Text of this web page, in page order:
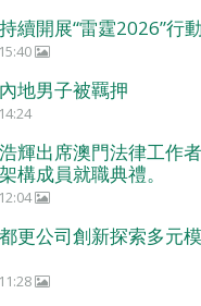
續開展“雷霆2026”行動
地男子被羈押
輝出席澳門法律工作
構成員就職典禮。
更公司創新探索多元